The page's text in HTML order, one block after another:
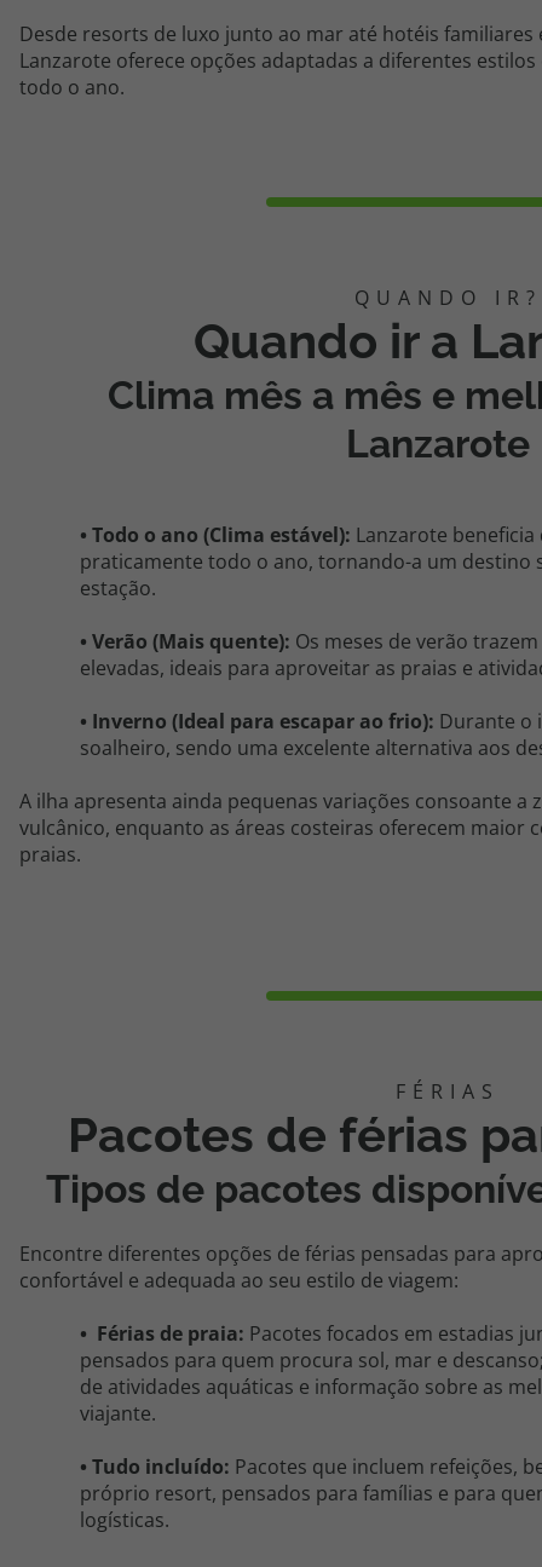
Desde resorts de luxo junto ao mar até hotéis
Lanzarote oferece opções adaptadas a diferentes
todo o ano.
Quando ir a
Clima mês a mês e
Lanzarote
• Todo o ano (Clima estável): Lanzarote
praticamente todo o ano, tornando-a um destino
estação.
• Verão (Mais quente): Os meses de verão
elevadas, ideais para aproveitar as praias e
• Inverno (Ideal para escapar ao frio): Durante o
soalheiro, sendo uma excelente alternativa aos
A ilha apresenta ainda pequenas variações consoante
vulcânico, enquanto as áreas costeiras oferecem maior
praias.
Pacotes de férias
Tipos de pacotes
Encontre diferentes opções de férias pensadas para
confortável e adequada ao seu estilo de viagem:
• Férias de praia: Pacotes focados em estadias
pensados para quem procura sol, mar e
de atividades aquáticas e informação sobre as
viajante.
• Tudo incluído: Pacotes que incluem refeições,
próprio resort, pensados para famílias e para
logísticas.